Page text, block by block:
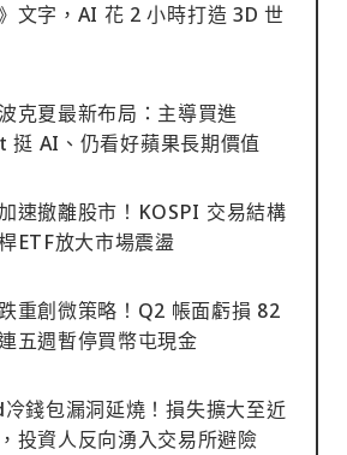
文字，AI 花 2 小時打造 3D 世
克夏最新布局：主導買進
AI、仍看好蘋果長期價值
速撤離股市！KOSPI 交易結構
ETF放大市場震盪
重創微策略！Q2 帳面虧損 82
五週暫停買幣屯現金
錢包漏洞延燒！損失擴大至近
投資人反向湧入交易所避險